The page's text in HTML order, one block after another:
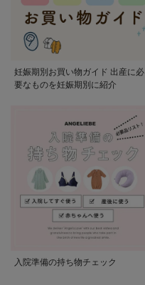
妊娠期別お買い物ガイド 出産に必
要なものを妊娠期別に紹介
入院準備の持ち物チェック